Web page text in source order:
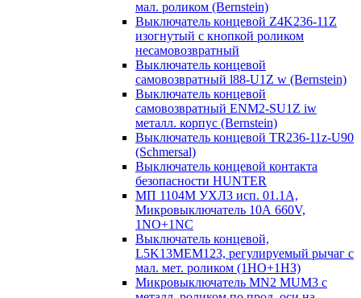
мал. роликом (Bernstein)
Выключатель концевой Z4K236-11Z
изогнутый с кнопкой роликом
несамовозвратный
Выключатель концевой
самовозвратный l88-U1Z w (Bernstein)
Выключатель концевой
самовозвратный ENM2-SU1Z iw
металл. корпус (Bernstein)
Выключатель концевой TR236-11z-U90
(Schmersal)
Выключатель концевой контакта
безопасности HUNTER
МП 1104М УХЛ3 исп. 01.1А,
Микровыключатель 10А 660V,
1NO+1NC
Выключатель концевой,
L5K13MEM123, регулируемый рычаг с
мал. мет. роликом (1НО+1НЗ)
Микровыключатель MN2 MUM3 с